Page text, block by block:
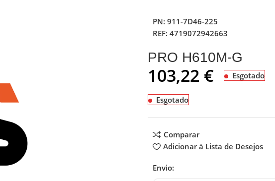
PN: 911-7D46-225
REF: 4719072942663
PRO H610M-G
103,22 € Esgotado
Esgotado
Comparar
Adicionar à Lista de Desejos
Envio: